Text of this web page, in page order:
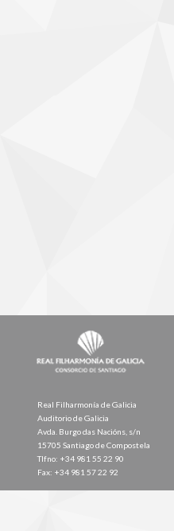
Real Filharmonía de Galicia
Auditorio de Galicia
Avda. Burgo das Nacións, s/n
15705 Santiago de Compostela
Tlfno: +34 981 55 22 90
Fax: +34 981 57 22 92